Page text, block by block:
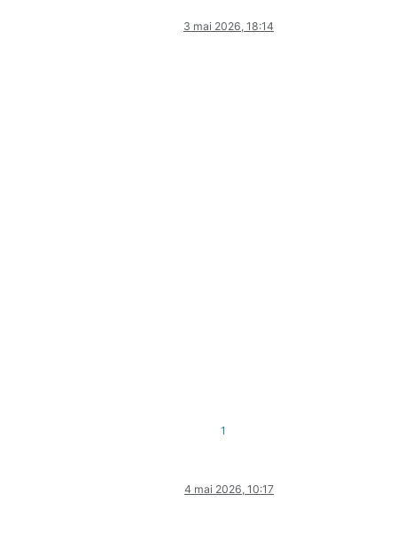
3 mai 2026, 18:14
1
4 mai 2026, 10:17